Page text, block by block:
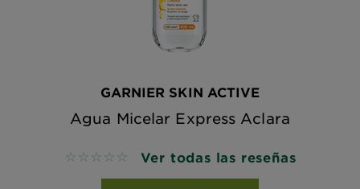
GARNIER SKIN ACTIVE
Agua Micelar Express Aclara
No reviews Ver todas las reseñas